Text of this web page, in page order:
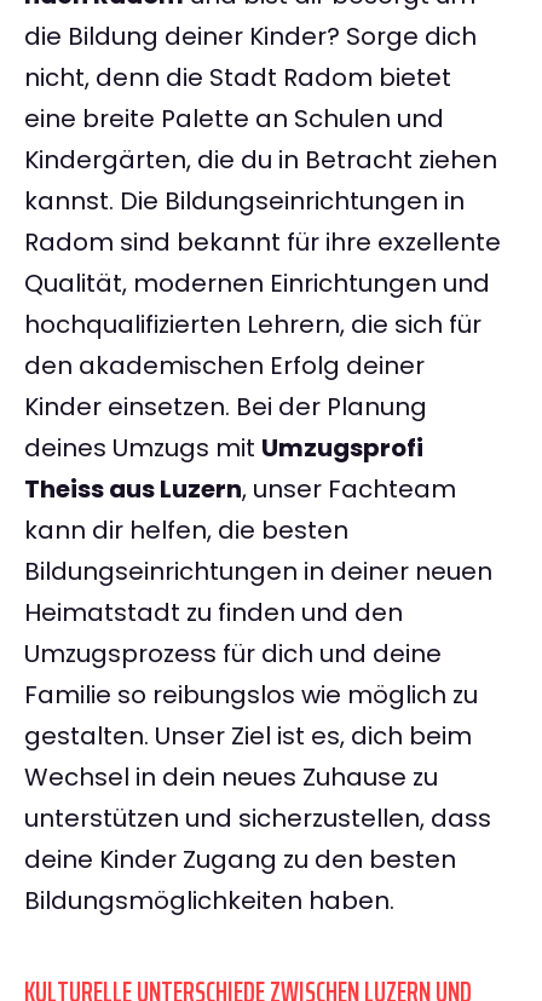
die Bildung deiner Kinder? Sorge dich
nicht, denn die Stadt Radom bietet
eine breite Palette an Schulen und
Kindergärten, die du in Betracht ziehen
kannst. Die Bildungseinrichtungen in
Radom sind bekannt für ihre exzellente
Qualität, modernen Einrichtungen und
hochqualifizierten Lehrern, die sich für
den akademischen Erfolg deiner
Kinder einsetzen. Bei der Planung
deines Umzugs mit Umzugsprofi
Theiss aus Luzern, unser Fachteam
kann dir helfen, die besten
Bildungseinrichtungen in deiner neuen
Heimatstadt zu finden und den
Umzugsprozess für dich und deine
Familie so reibungslos wie möglich zu
gestalten. Unser Ziel ist es, dich beim
Wechsel in dein neues Zuhause zu
unterstützen und sicherzustellen, dass
deine Kinder Zugang zu den besten
Bildungsmöglichkeiten haben.